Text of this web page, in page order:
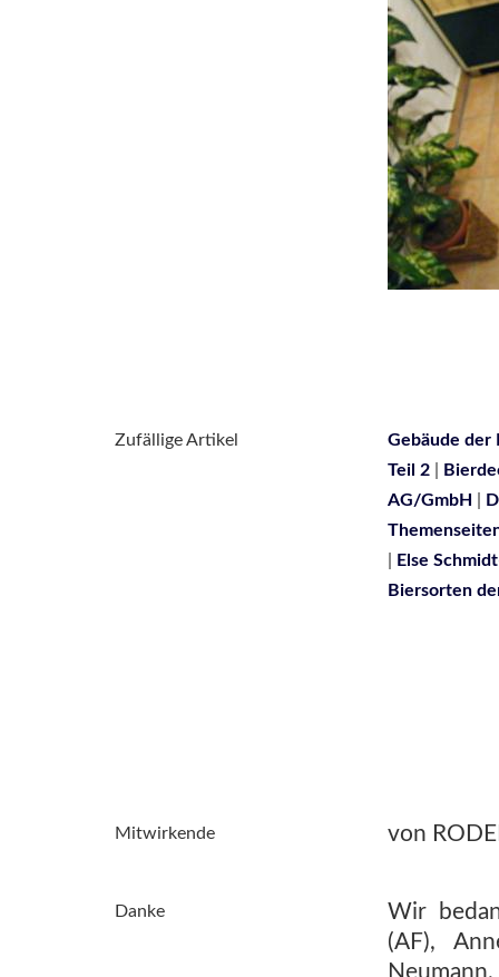
Zufällige Artikel
Gebäude der
Teil 2
AG/GmbH
Else
Biersorten
Mitwirkende von
Danke
Wir
(AF),